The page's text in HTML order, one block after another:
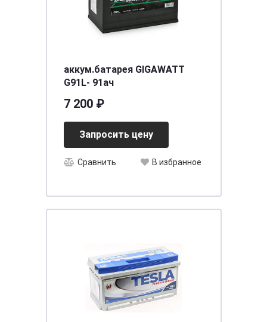
аккум.батарея GIGAWATT
G91L- 91ач
7 200 ₽
Запросить цену
Сравнить В избранное